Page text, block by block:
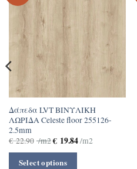
Δάπεδα LVT ΒΙΝΥΛΙΚΗ
ΛΩΡΙΔΑ Celeste floor 255126-
2.5mm
€22.90 /m2€19.84/m2
Select options